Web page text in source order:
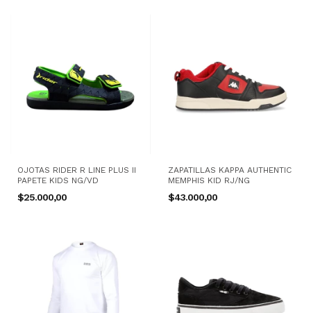
OJOTAS RIDER R LINE PLUS II
PAPETE KIDS NG/VD
$25.000,00
ZAPATILLAS KAPPA AUTHENTIC
MEMPHIS KID RJ/NG
$43.000,00